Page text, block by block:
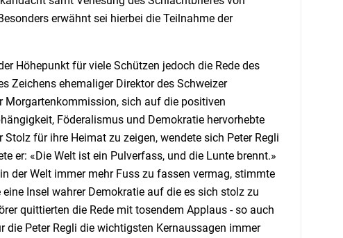
erwähnt sei hierbei die Teilnahme der
Höhepunkt für viele Schützen jedoch die Rede des
Zeichens ehemaliger Direktor des Schweizer
Morgartenkommission, sich auf die positiven
Föderalismus und Demokratie hervorhebte
für ihre Heimat zu zeigen, wendete sich Peter Regli
er: «Die Welt ist ein Pulverfass, und die Lunte brennt.»
der Welt immer mehr Fuss zu fassen vermag, stimmte
Insel wahrer Demokratie auf die es sich stolz zu
quittierten die Rede mit tosendem Applaus - so auch
Peter Regli die wichtigsten Kernaussagen immer